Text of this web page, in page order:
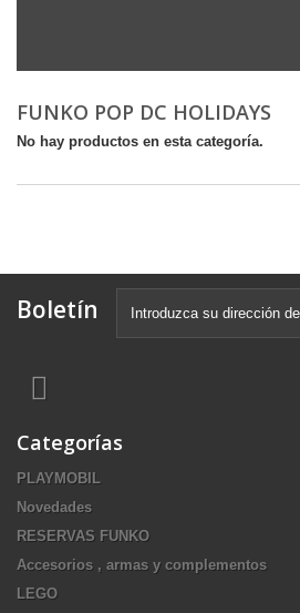
FUNKO POP DC HOLIDAYS
No hay productos en esta categoría.
Boletín
Categorías
PLAYMOBIL
Novedades
RESERVAS FUNKO
Accesorios , armas y complementos
LEGO